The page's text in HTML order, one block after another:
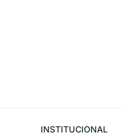
INSTITUCIONAL